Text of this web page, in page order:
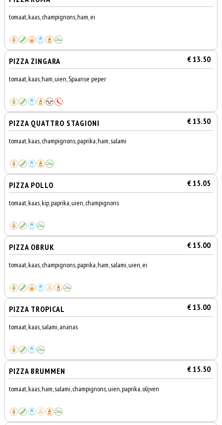
tomaat, kaas, champignons, ham, ei
PIZZA ZINGARA € 13.50
tomaat, kaas, ham, uien, Spaanse peper
PIZZA QUATTRO STAGIONI € 13.50
tomaat, kaas, champignons, paprika, ham, salami
PIZZA POLLO € 15.05
tomaat, kaas, kip, paprika, uien, champignons
PIZZA OBRUK € 15.00
tomaat, kaas, champignons, paprika, ham, salami, uien, ei
PIZZA TROPICAL € 13.00
tomaat, kaas, salami, ananas
PIZZA BRUMMEN € 15.50
tomaat, kaas, ham, salami, champignons, uien, paprika, olijven